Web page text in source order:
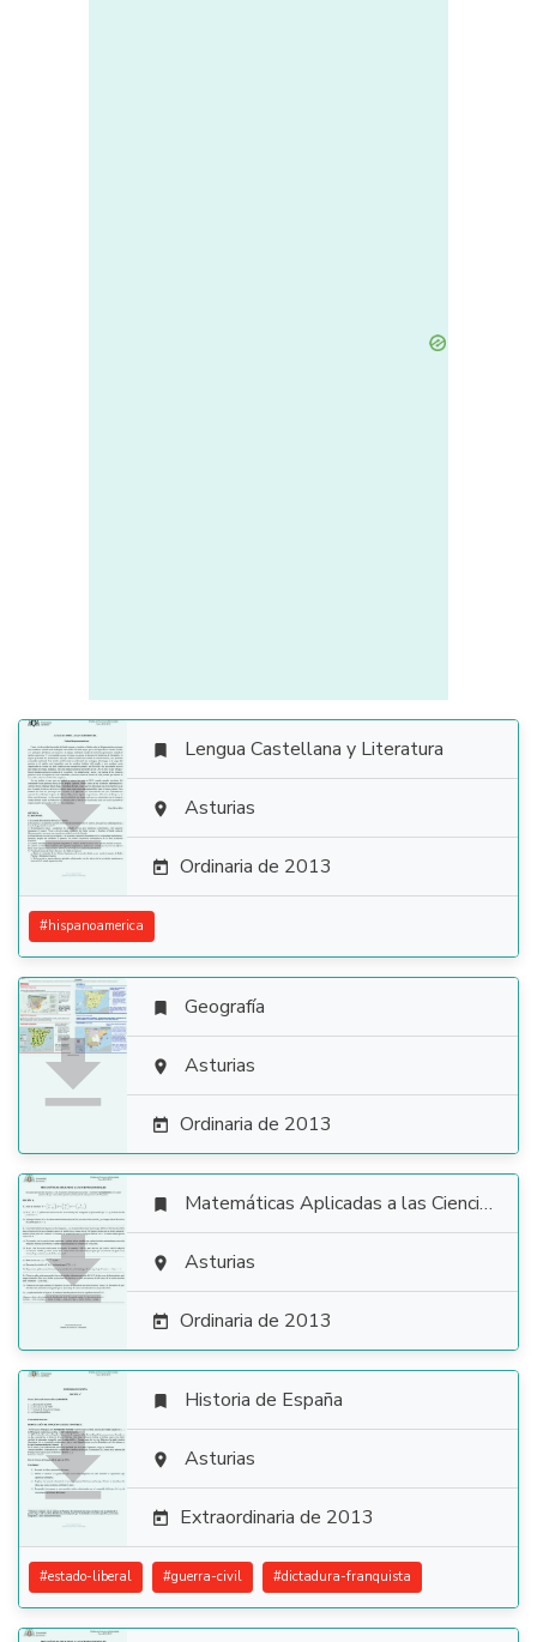

 Lengua Castellana y Literatura
 Asturias
 Ordinaria de 2013
#hispanoamerica

 Geografía
 Asturias
 Ordinaria de 2013

 Matemáticas Aplicadas a las Ciencias Sociales
 Asturias
 Ordinaria de 2013

 Historia de España
 Asturias
 Extraordinaria de 2013
#estado-liberal #guerra-civil #dictadura-franquista